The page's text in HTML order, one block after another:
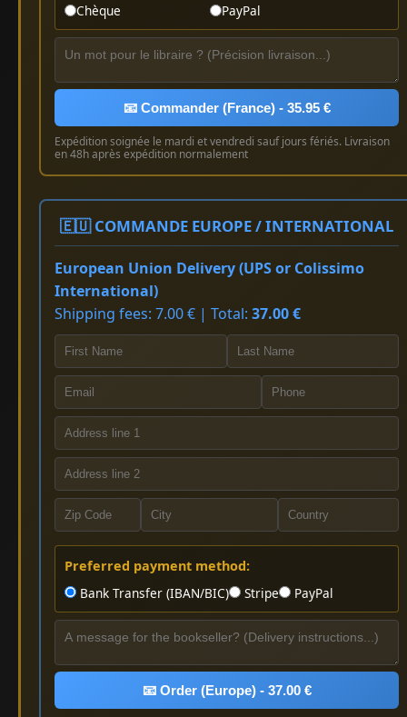
Chèque PayPal
📧 Commander (France) - 35.95 €
Expédition soignée le mardi et vendredi sauf jours fériés. Livraison
en 48h après expédition normalement
🇪🇺 COMMANDE EUROPE / INTERNATIONAL
European Union Delivery (UPS or Colissimo
International)
Shipping fees: 7.00 € | Total: 37.00 €
Preferred payment method:
Bank Transfer (IBAN/BIC)
Stripe PayPal
📧 Order (Europe) - 37.00 €